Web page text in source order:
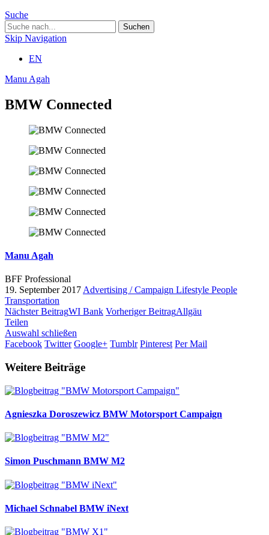
Suche
Skip Navigation
EN
Manu Agah
BMW Connected
Manu Agah
BFF Professional
19. September 2017 Advertising / Campaign Lifestyle People
Transportation
Nächster BeitragWI Bank Vorheriger BeitragAllgäu
Teilen
Auswahl schließen
Facebook Twitter Google+ Tumblr Pinterest Per Mail
Weitere Beiträge
Agnieszka Doroszewicz BMW Motorsport Campaign
Simon Puschmann BMW M2
Michael Schnabel BMW iNext